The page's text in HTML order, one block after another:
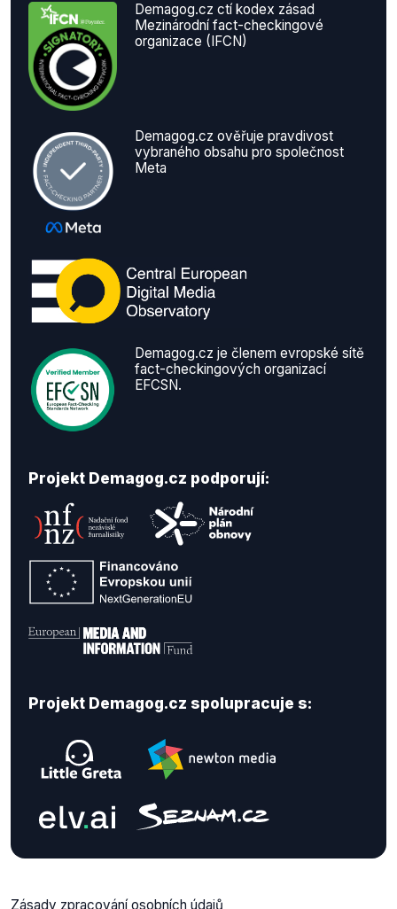
Demagog.cz ctí kodex zásad
Mezinárodní fact-checkingové
organizace (IFCN)
Demagog.cz ověřuje pravdivost
vybraného obsahu pro společnost
Meta
Demagog.cz je členem evropské sítě
fact-checkingových organizací
EFCSN.
Projekt Demagog.cz podporují:
Projekt Demagog.cz spolupracuje s:
Zásady zpracování osobních údajů